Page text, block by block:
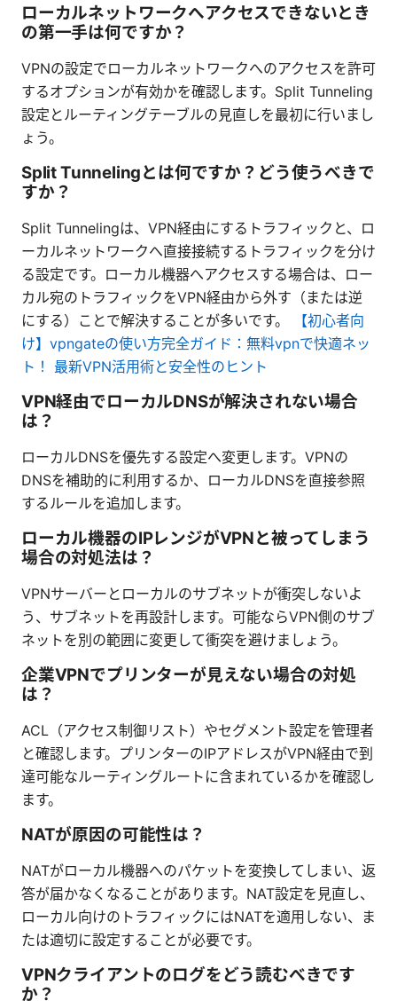
ローカルネットワークへアクセスできないとき
の第一手は何ですか？
VPNの設定でローカルネットワークへのアクセスを許可
するオプションが有効かを確認します。Split Tunneling
設定とルーティングテーブルの見直しを最初に行いまし
ょう。
Split Tunnelingとは何ですか？どう使うべきで
すか？
Split Tunnelingは、VPN経由にするトラフィックと、ロ
ーカルネットワークへ直接接続するトラフィックを分け
る設定です。ローカル機器へアクセスする場合は、ロー
カル宛のトラフィックをVPN経由から外す（または逆
にする）ことで解決することが多いです。
【初心者向
け】vpngateの使い方完全ガイド：無料vpnで快適ネッ
ト！ 最新VPN活用術と安全性のヒント
VPN経由でローカルDNSが解決されない場合
は？
ローカルDNSを優先する設定へ変更します。VPNの
DNSを補助的に利用するか、ローカルDNSを直接参照
するルールを追加します。
ローカル機器のIPレンジがVPNと被ってしまう
場合の対処法は？
VPNサーバーとローカルのサブネットが衝突しないよ
う、サブネットを再設計します。可能ならVPN側のサブ
ネットを別の範囲に変更して衝突を避けましょう。
企業VPNでプリンターが見えない場合の対処
は？
ACL（アクセス制御リスト）やセグメント設定を管理者
と確認します。プリンターのIPアドレスがVPN経由で到
達可能なルーティングルートに含まれているかを確認し
ます。
NATが原因の可能性は？
NATがローカル機器へのパケットを変換してしまい、返
答が届かなくなることがあります。NAT設定を見直し、
ローカル向けのトラフィックにはNATを適用しない、ま
たは適切に設定することが必要です。
VPNクライアントのログをどう読むべきです
か？